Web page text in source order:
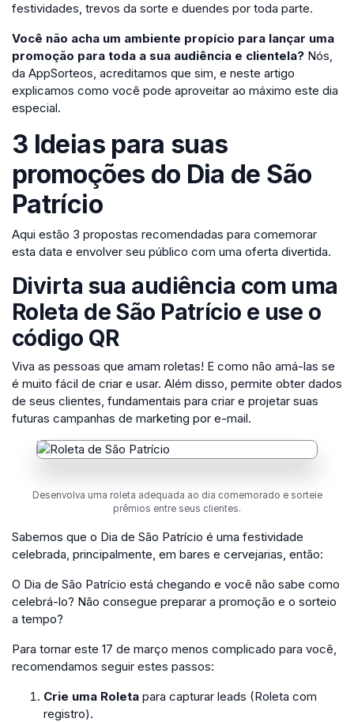
festividades, trevos da sorte e duendes por toda parte.
Você não acha um ambiente propício para lançar uma
promoção para toda a sua audiência e clientela? Nós,
da AppSorteos, acreditamos que sim, e neste artigo
explicamos como você pode aproveitar ao máximo este dia
especial.
3 Ideias para suas
promoções do Dia de São
Patrício
Aqui estão 3 propostas recomendadas para comemorar
esta data e envolver seu público com uma oferta divertida.
Divirta sua audiência com uma
Roleta de São Patrício e use o
código QR
Viva as pessoas que amam roletas! E como não amá-las se
é muito fácil de criar e usar. Além disso, permite obter dados
de seus clientes, fundamentais para criar e projetar suas
futuras campanhas de marketing por e-mail.
Desenvolva uma roleta adequada ao dia comemorado e sorteie
prêmios entre seus clientes.
Sabemos que o Dia de São Patrício é uma festividade
celebrada, principalmente, em bares e cervejarias, então:
O Dia de São Patrício está chegando e você não sabe como
celebrá-lo? Não consegue preparar a promoção e o sorteio
a tempo?
Para tornar este 17 de março menos complicado para você,
recomendamos seguir estes passos:
Crie uma Roleta para capturar leads (Roleta com
registro).